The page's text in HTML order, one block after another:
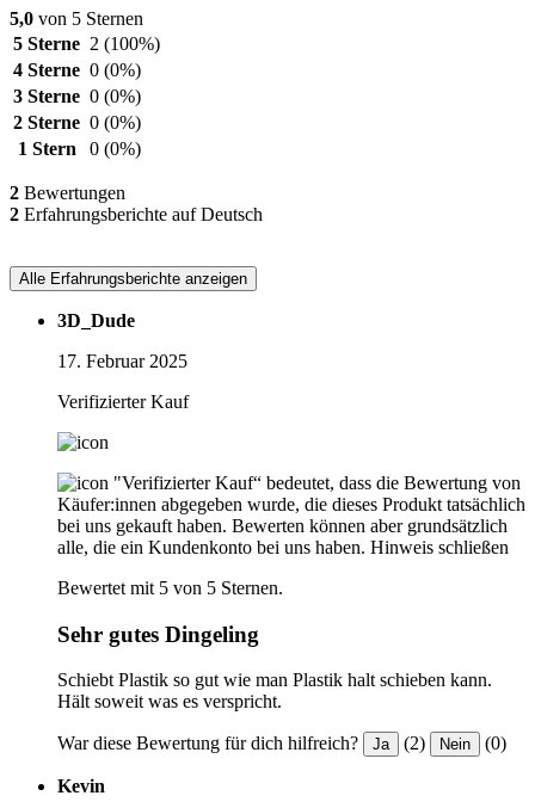
5,0 von 5 Sternen
5 Sterne 2 (100%)
4 Sterne 0 (0%)
3 Sterne 0 (0%)
2 Sterne 0 (0%)
1 Stern
0 (0%)
2 Bewertungen
2 Erfahrungsberichte auf Deutsch
Alle Erfahrungsberichte anzeigen
3D_Dude
17. Februar 2025
Verifizierter Kauf
"Verifizierter Kauf“ bedeutet, dass die Bewertung von
Käufer:innen abgegeben wurde, die dieses Produkt tatsächlich
bei uns gekauft haben. Bewerten können aber grundsätzlich
alle, die ein Kundenkonto bei uns haben. Hinweis schließen
Bewertet mit 5 von 5 Sternen.
Sehr gutes Dingeling
Schiebt Plastik so gut wie man Plastik halt schieben kann.
Hält soweit was es verspricht.
War diese Bewertung für dich hilfreich? Ja (2) Nein (0)
Kevin